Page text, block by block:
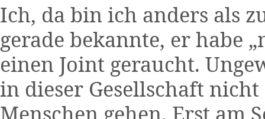
Ich, da bin ich anders als
gerade bekannte, er habe
einen Joint geraucht.
in dieser Gesellschaft
Menschen gehen. Erst am